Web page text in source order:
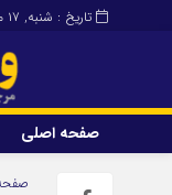
تاریخ : شنبه, ۱۷ مرداد , ۱۴۰۵
صفحه اصلی
برگه نمونه